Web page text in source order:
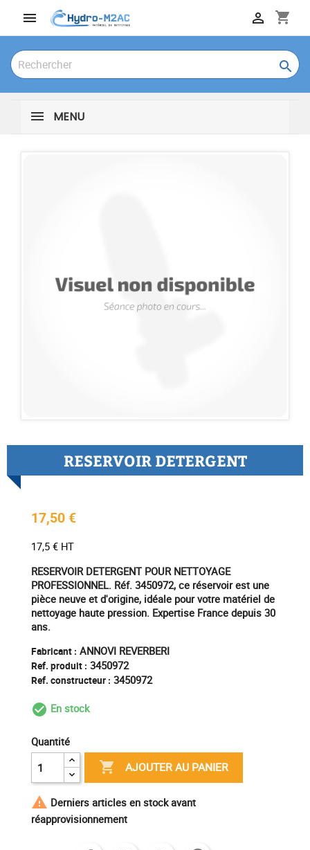
 shopping_cart


MENU
RESERVOIR DETERGENT
17,50 €
17,5 € HT
RESERVOIR DETERGENT POUR NETTOYAGE
PROFESSIONNEL. Réf. 3450972, ce réservoir est une
pièce neuve et d'origine, idéale pour votre matériel de
nettoyage haute pression. Expertise France depuis 30
ans.
Fabricant : ANNOVI REVERBERI
Ref. produit : 3450972
Ref. constructeur : 3450972
check_circle_outline
En stock
Quantité
 AJOUTER AU PANIER
 Derniers articles en stock avant
réapprovisionnement